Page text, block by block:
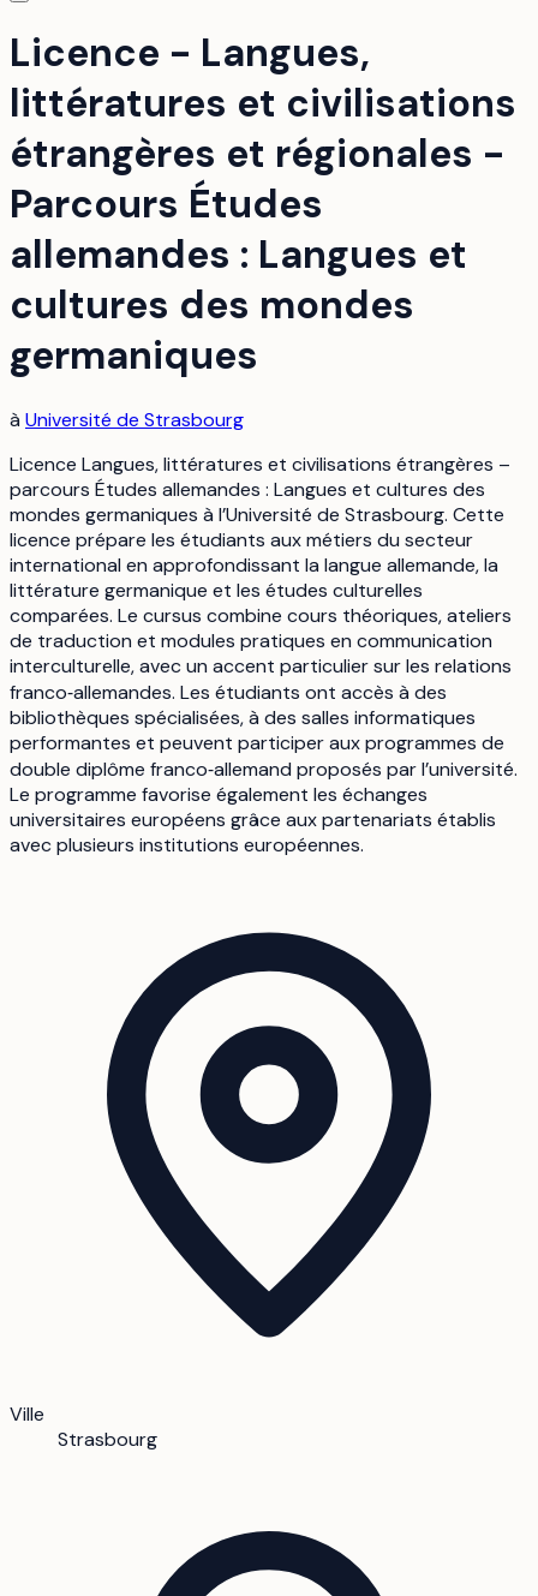
Licence - Langues,
littératures et civilisations
étrangères et régionales -
Parcours Études
allemandes : Langues et
cultures des mondes
germaniques
à Université de Strasbourg
Licence Langues, littératures et civilisations étrangères –
parcours Études allemandes : Langues et cultures des
mondes germaniques à l’Université de Strasbourg. Cette
licence prépare les étudiants aux métiers du secteur
international en approfondissant la langue allemande, la
littérature germanique et les études culturelles
comparées. Le cursus combine cours théoriques, ateliers
de traduction et modules pratiques en communication
interculturelle, avec un accent particulier sur les relations
franco‑allemandes. Les étudiants ont accès à des
bibliothèques spécialisées, à des salles informatiques
performantes et peuvent participer aux programmes de
double diplôme franco‑allemand proposés par l’université.
Le programme favorise également les échanges
universitaires européens grâce aux partenariats établis
avec plusieurs institutions européennes.
Ville
Strasbourg